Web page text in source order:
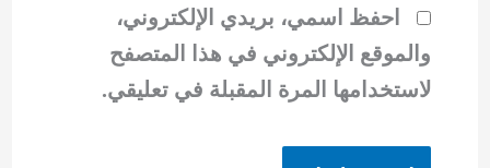
احفظ اسمي، بريدي الإلكتروني،
والموقع الإلكتروني في هذا المتصفح
لاستخدامها المرة المقبلة في تعليقي.